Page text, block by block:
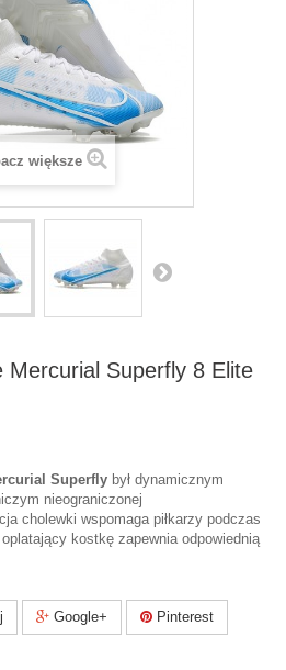
większe
Mercurial Superfly 8 Elite
Superfly był dynamicznym
nieograniczonej
cholewki wspomaga piłkarzy podczas
kostkę zapewnia odpowiednią
Google+ Pinterest